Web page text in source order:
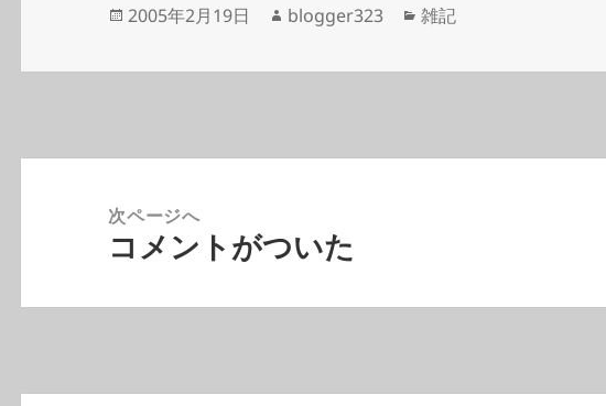
投
日:
2005年2月19日
作
者
blogger323
カ
ゴ
雑記
ゲ
次ページへ
次
投
コメントがついた